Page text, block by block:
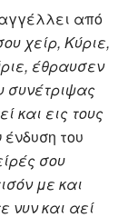
από
χείρ, Κύριε,
έθραυσεν
συνέτριψας
και εις τους
του
σου
με και
νυν και αεί